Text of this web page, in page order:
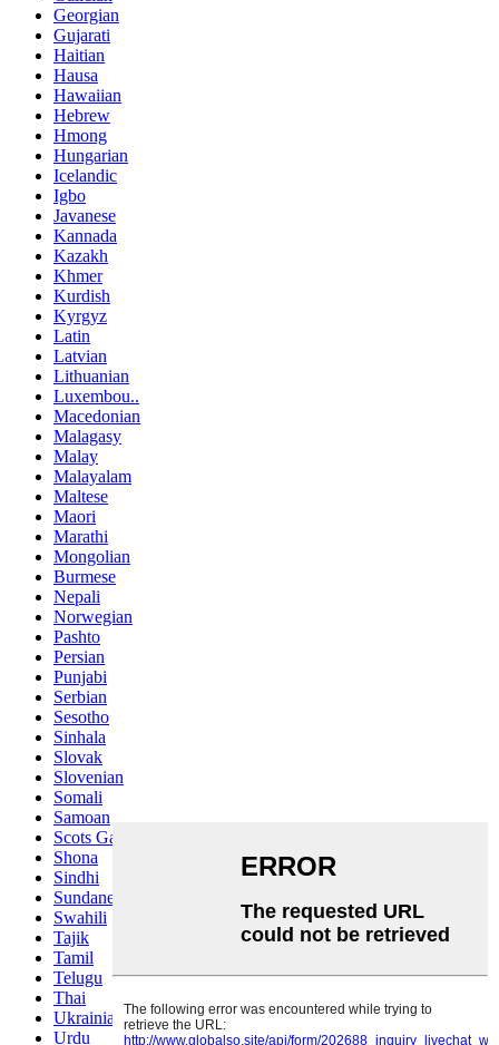
Georgian
Gujarati
Haitian
Hausa
Hawaiian
Hebrew
Hmong
Hungarian
Icelandic
Igbo
Javanese
Kannada
Kazakh
Khmer
Kurdish
Kyrgyz
Latin
Latvian
Lithuanian
Luxembou..
Macedonian
Malagasy
Malay
Malayalam
Maltese
Maori
Marathi
Mongolian
Burmese
Nepali
Norwegian
Pashto
Persian
Punjabi
Serbian
Sesotho
Sinhala
Slovak
Slovenian
Somali
Samoan
Scots Gaelic
Shona
Sindhi
Sundanese
Swahili
Tajik
Tamil
Telugu
Thai
Ukrainian
Urdu